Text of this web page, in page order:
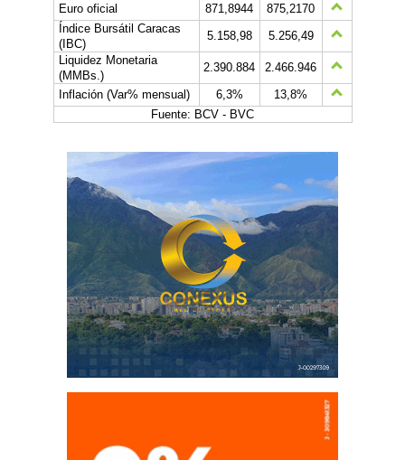
Euro oficial
871,8944
875,2170
Índice Bursátil Caracas
(IBC)
5.158,98
5.256,49
Liquidez Monetaria
(MMBs.)
2.390.884
2.466.946
Inflación (Var% mensual)
6,3%
13,8%
Fuente: BCV - BVC